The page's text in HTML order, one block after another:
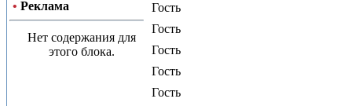
• Реклама
Нет содержания для
этого блока.
Гость
Гость
Гость
Гость
Гость